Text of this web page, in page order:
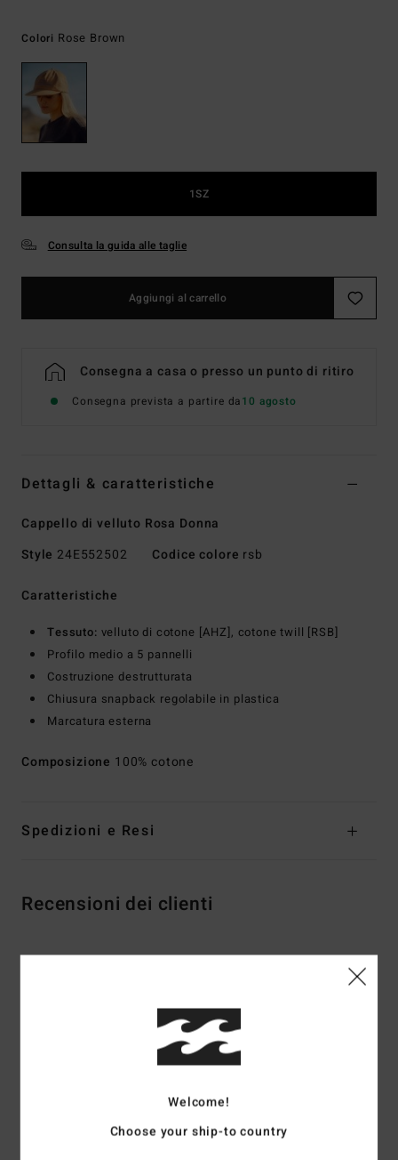
Colori Rose Brown
1SZ
Consulta la guida alle taglie
Aggiungi al carrello
Consegna a casa o presso un punto di ritiro
Consegna prevista a partire da10 agosto
Dettagli & caratteristiche
Cappello di velluto Rosa Donna
Style 24E552502 Codice colore rsb
Caratteristiche
Tessuto: velluto di cotone [AHZ], cotone twill [RSB]
Profilo medio a 5 pannelli
Costruzione destrutturata
Chiusura snapback regolabile in plastica
Marcatura esterna
Composizione 100% cotone
Spedizioni e Resi
Recensioni dei clienti
4.5/5
Comfort
Rapporto qualità-prezzo
Welcome!
Choose your ship-to country